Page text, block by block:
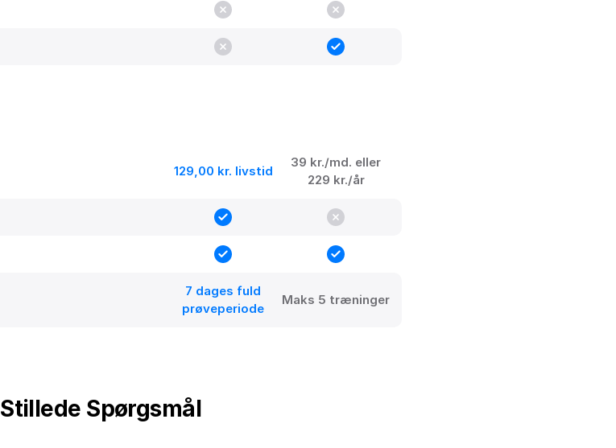
129,00 kr. livstid
39 kr./md. eller
229 kr./år
7 dages fuld
prøveperiode
Maks 5 træninger
Spørgsmål